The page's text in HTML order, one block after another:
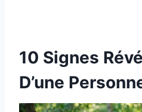
10 Signes
D’une